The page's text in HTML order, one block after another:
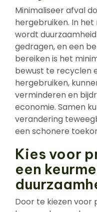
Minimaliseer afval
hergebruiken. In
wordt
gedragen, en een
bereiken is het
bewust te recyclen
hergebruiken,
verminderen en
economie. Samen
verandering
een schonere
Kies voor
een
Door te kiezen